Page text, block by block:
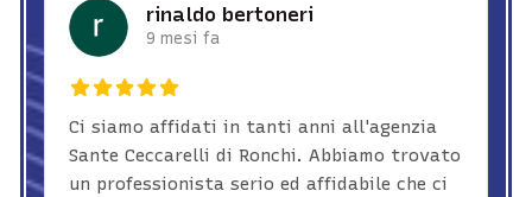
rinaldo bertoneri
9 mesi fa
Ci siamo affidati in tanti anni all'agenzia
Sante Ceccarelli di Ronchi. Abbiamo trovato
un professionista serio ed affidabile che ci